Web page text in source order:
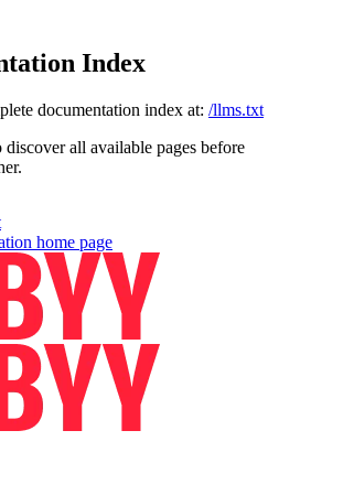
Index
documentation index at: /llms.txt
all available pages before
home page